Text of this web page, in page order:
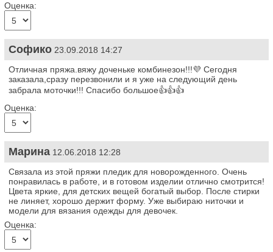
Оценка:
Софико 23.09.2018 14:27
Отличная пряжа.вяжу доченьке комбинезон!!!💜 Сегодня
заказала,сразу перезвонили и я уже на следующий день
забрала моточки!!! Спасибо большое👍👍👍
Оценка:
Марина 12.06.2018 12:28
Связала из этой пряжи пледик для новорожденного. Очень
понравилась в работе, и в готовом изделии отлично смотрится!
Цвета яркие, для детских вещей богатый выбор. После стирки
не линяет, хорошо держит форму. Уже выбираю ниточки и
модели для вязания одежды для девочек.
Оценка: